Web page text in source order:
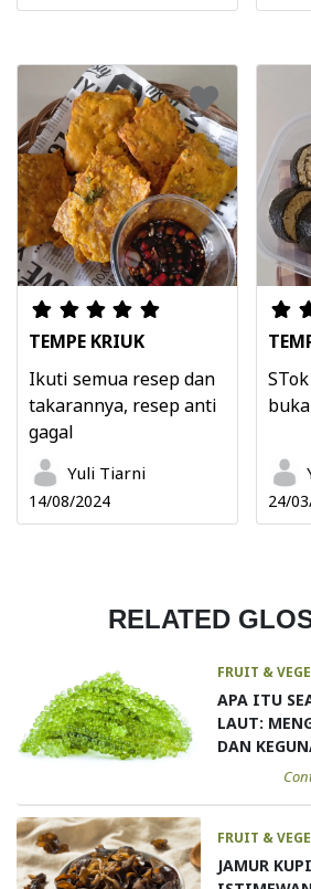
TEMPE KRIUK
Ikuti semua resep dan
takarannya, resep anti
gagal
Yuli Tiarni
14/08/2024 24/
RELATED
FRUIT &
APA ITU
LAUT:
DAN
FRUIT &
JAMUR